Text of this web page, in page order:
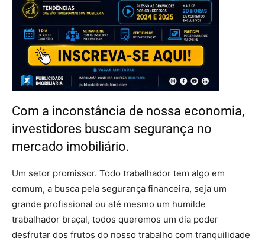
Com a inconstância de nossa economia,
investidores buscam segurança no
mercado imobiliário.
Um setor promissor. Todo trabalhador tem algo em
comum, a busca pela segurança financeira, seja um
grande profissional ou até mesmo um humilde
trabalhador braçal, todos queremos um dia poder
desfrutar dos frutos do nosso trabalho com tranquilidade